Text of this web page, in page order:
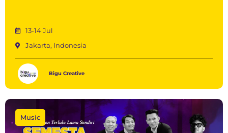
13-14 Jul
Jakarta, Indonesia
Bigu Creative
Music